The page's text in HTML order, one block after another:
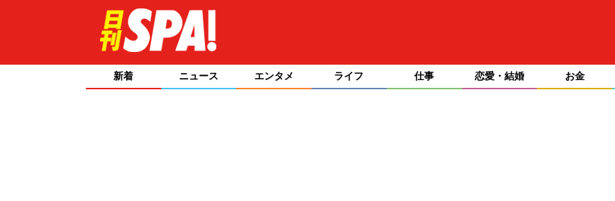
新着 ニュース エンタメ ライフ 仕事 恋愛・結婚 お金